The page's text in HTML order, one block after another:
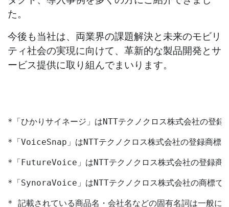
た。
今後も当社は、両業界の課題解決と未来のモビリ
ティ社会の実現に向けて、革新的な製品開発とサ
ービス提供に取り組んでまいります。
* 「ひかりサイネージ」はNTTテクノクロス株式会社の登録
* 「VoiceSnap 」はNTTテクノクロス株式会社の登録商標
* 「FutureVoice 」はNTTテクノクロス株式会社の登録商
* 「SynoraVoice 」はNTTテクノクロス株式会社の商標で
* 記載されている商品名・会社名などの固有名詞は一般に